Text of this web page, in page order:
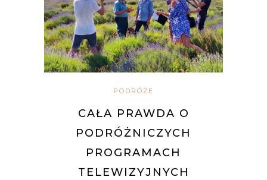
PODRÓŻE
CAŁA PRAWDA O
PODRÓŻNICZYCH
PROGRAMACH
TELEWIZYJNYCH